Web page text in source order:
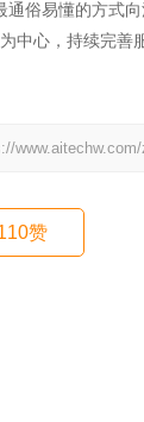
俗易懂的方式向
中心，持续完善
赞